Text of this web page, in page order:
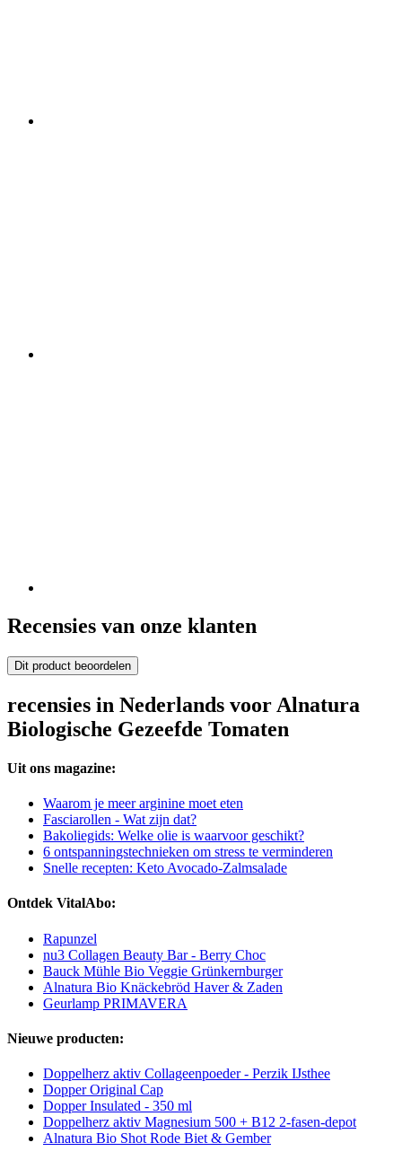
Recensies van onze klanten
Dit product beoordelen
recensies in Nederlands voor Alnatura
Biologische Gezeefde Tomaten
Uit ons magazine:
Waarom je meer arginine moet eten
Fasciarollen - Wat zijn dat?
Bakoliegids: Welke olie is waarvoor geschikt?
6 ontspanningstechnieken om stress te verminderen
Snelle recepten: Keto Avocado-Zalmsalade
Ontdek VitalAbo:
Rapunzel
nu3 Collagen Beauty Bar - Berry Choc
Bauck Mühle Bio Veggie Grünkernburger
Alnatura Bio Knäckebröd Haver & Zaden
Geurlamp PRIMAVERA
Nieuwe producten:
Doppelherz aktiv Collageenpoeder - Perzik IJsthee
Dopper Original Cap
Dopper Insulated - 350 ml
Doppelherz aktiv Magnesium 500 + B12 2-fasen-depot
Alnatura Bio Shot Rode Biet & Gember